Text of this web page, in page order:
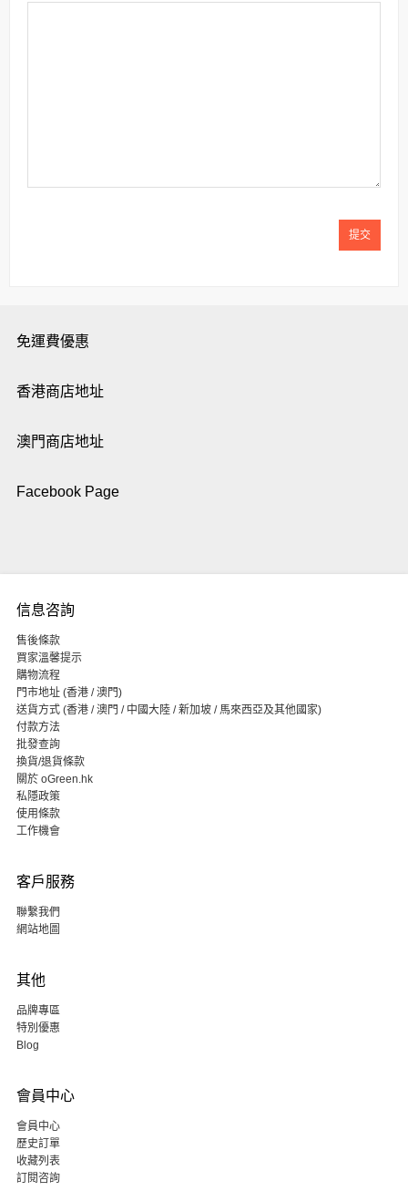
免運費優惠
香港商店地址
澳門商店地址
Facebook Page
信息咨詢
售後條款
買家溫馨提示
購物流程
門市地址 (香港 / 澳門)
送貨方式 (香港 / 澳門 / 中國大陸 / 新加坡 / 馬來西亞及其他國家)
付款方法
批發查詢
換貨/退貨條款
關於 oGreen.hk
私隱政策
使用條款
工作機會
客戶服務
聯繫我們
網站地圖
其他
品牌專區
特別優惠
Blog
會員中心
會員中心
歷史訂單
收藏列表
訂閱咨詢